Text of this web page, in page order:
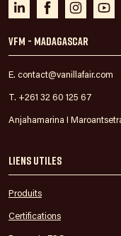
VFM - Madagascar
E. contact@vanillafair.com
T. +261 32 60 125 67
Anjahamarina I
Liens utiles
Produits
Certifications